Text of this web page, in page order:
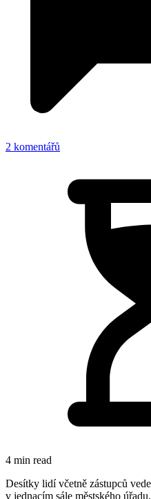
2 komentářů
4 min read
Desítky lidí včetně zástupců
v jednacím sále městského